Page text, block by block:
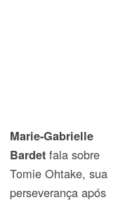
Marie-Gabrielle
Bardetfala sobre
Tomie Ohtake, sua
perseverança após